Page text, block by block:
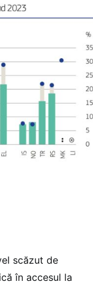
scăzut de
în accesul la